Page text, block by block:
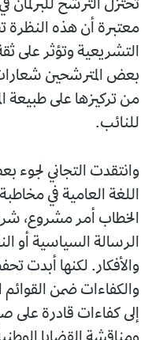
تختزل الترشح للبرلمان
معتبرة أن هذه النظرة
التشريعية وتؤثر على
بعض المترشحين شعارات
من تركيزها على طبيعة
للنائب.
وانتقدت التجاني لجوء
اللغة العامية في
الخطاب أمر مشروع،
الرسالة السياسية أو
والأفكار. لكنها أبدت
والكفاءات ضمن القوائم
إلى كفاءات قادرة على